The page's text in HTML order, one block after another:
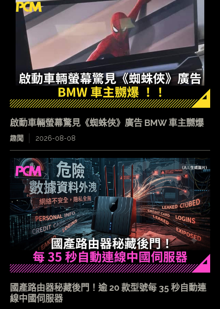
啟動車輛螢幕驚見《蜘蛛俠》廣告 BMW 車主嬲爆
趣聞 2026-08-08
國產路由器秘藏後門！逾 20 款型號每 35 秒自動連
線中國伺服器